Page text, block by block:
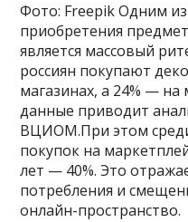
Фото: Freepik Одним
приобретения
является массовый
россиян покупают
магазинах, а 24% — на
данные приводит
ВЦИОМ.При этом
покупок на
лет — 40%. Это
потребления и
онлайн-пространство.